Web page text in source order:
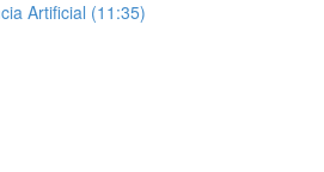
Artificial (11:35)